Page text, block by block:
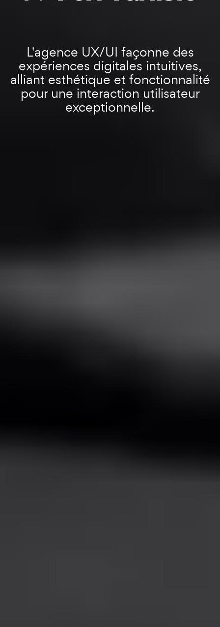
L'agence UX/UI façonne des
expériences digitales intuitives,
alliant esthétique et fonctionnalité
pour une interaction utilisateur
exceptionnelle.